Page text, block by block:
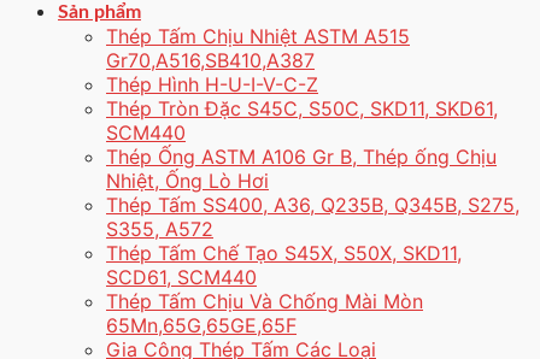
Sản phẩm
Thép Tấm Chịu Nhiệt ASTM A515
Gr70,A516,SB410,A387
Thép Hình H-U-I-V-C-Z
Thép Tròn Đặc S45C, S50C, SKD11, SKD61,
SCM440
Thép Ống ASTM A106 Gr B, Thép ống Chịu
Nhiệt, Ống Lò Hơi
Thép Tấm SS400, A36, Q235B, Q345B, S275,
S355, A572
Thép Tấm Chế Tạo S45X, S50X, SKD11,
SCD61, SCM440
Thép Tấm Chịu Và Chống Mài Mòn
65Mn,65G,65GE,65F
Gia Công Thép Tấm Các Loại